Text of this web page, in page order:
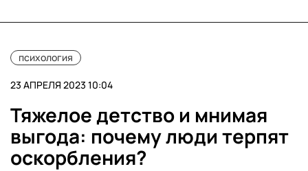
психология
23 АПРЕЛЯ 2023 10:04
Тяжелое детство и мнимая
выгода: почему люди терпят
оскорбления?